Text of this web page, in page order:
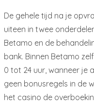
De gehele tijd na je
uiteen in twee
Betamo en de
bank. Binnen Betamo
0 tot 24 uur, wanneer je
geen bonusregels in de
het casino de